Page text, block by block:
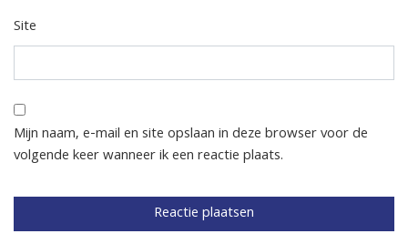
Site
Mijn naam, e-mail en site opslaan in deze browser voor de
volgende keer wanneer ik een reactie plaats.